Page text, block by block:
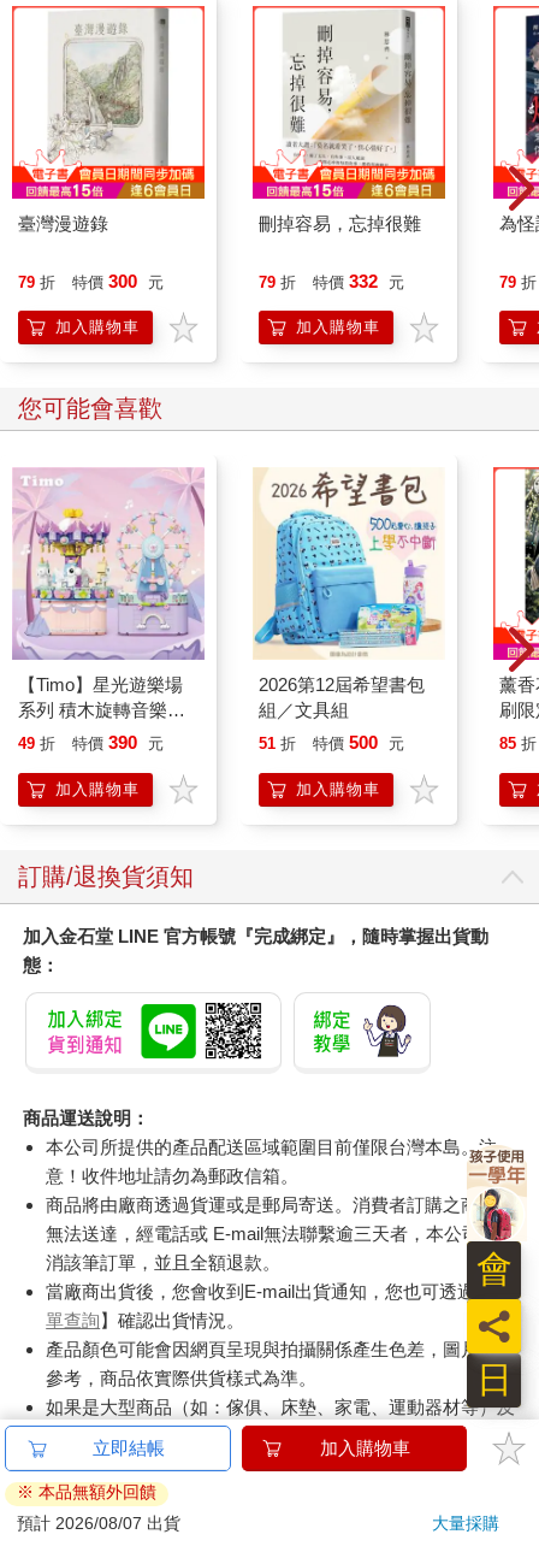
臺灣漫遊錄
79 折 特價 300 元
加入購物車
刪掉容易，忘掉很難
79 折 特價 332 元
加入購物車
為怪
79 折
您可能會喜歡
【Timo】星光遊樂場
系列 積木旋轉音樂盒
禮物
49 折 特價 390 元
加入購物車
2026第12屆希望書包
組／文具組
51 折 特價 500 元
加入購物車
薰
刷
85 折
訂購/退換貨須知
加入金石堂 LINE 官方帳號『完成綁定』，隨時掌握出貨動
態：
商品運送說明：
本公司所提供的產品配送區域範圍目前僅限台灣本島。注
意！收件地址請勿為郵政信箱。
商品將由廠商透過貨運或是郵局寄送。消費者訂購之商品若
無法送達，經電話或 E-mail無法聯繫逾三天者，本公司將取
消該筆訂單，並且全額退款。
當廠商出貨後，您會收到E-mail出貨通知，您也可透過【訂
單查詢】確認出貨情況。
產品顏色可能會因網頁呈現與拍攝關係產生色差，圖片僅供
參考，商品依實際供貨樣式為準。
如果是大型商品（如：傢俱、床墊、家電、運動器材等）及
需安裝商品，請依商品頁面說明為主。訂單完成收款確認
後，出貨廠商將會和您聯繫確認相關配送等細節。
偏遠地區、樓層費及其它加價費用，皆由廠商於約定配送時
一併告知，廠商將保留出貨與否的權利。
日
員
會